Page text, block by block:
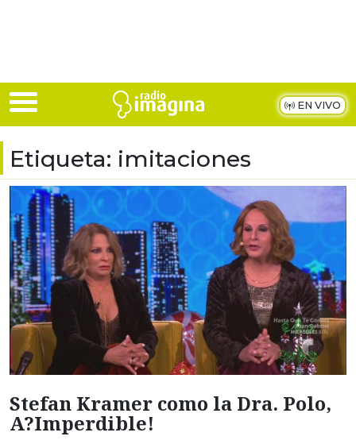
EN VIVO
Etiqueta: imitaciones
Stefan Kramer como la Dra. Polo,
A?Imperdible!